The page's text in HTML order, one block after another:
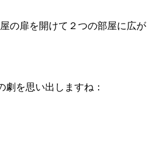
の扉を開けて２つの部屋に広が
を思い出しますね：